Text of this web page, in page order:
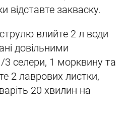
відставте закваску.
влийте 2 л води
довільними
селери, 1 морквину та
2 лаврових листки,
20 хвилин на